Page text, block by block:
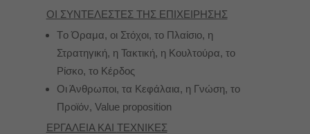
ΟΙ ΣΥΝΤΕΛΕΣΤΕΣ ΤΗΣ ΕΠΙΧΕΙΡΗΣΗΣ
Tο Όραμα, οι Στόχοι, το Πλαίσιο, η
Στρατηγική, η Τακτική, η Κουλτούρα, το
Ρίσκο, το Κέρδος
Οι Άνθρωποι, τα Κεφάλαια, η Γνώση, το
Προϊόν, Value proposition
ΕΡΓΑΛΕΙΑ ΚΑΙ ΤΕΧΝΙΚΕΣ